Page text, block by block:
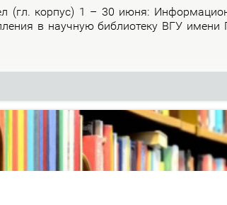
(гл. кор­пус) 1 – 30 июня:
в на­уч­ную биб­лио­те­ку ВГУ